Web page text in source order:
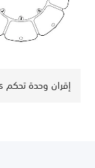
إقران وحدة تحكم Access إضافية لاسلكيًا